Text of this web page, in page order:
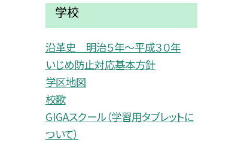
学校
沿革史 明治５年〜平成３０年
いじめ防止対応基本方針
学区地図
校歌
GIGAスクール（学習用タブレットに
ついて）